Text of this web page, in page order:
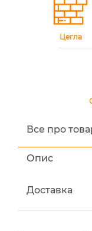
Цегла
Все про
Опис
Доставка